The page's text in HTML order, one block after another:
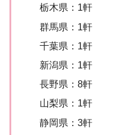
栃木県：1軒
群馬県：1軒
千葉県：1軒
新潟県：1軒
長野県：8軒
山梨県：1軒
静岡県：3軒